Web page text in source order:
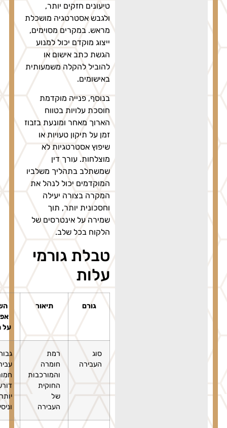
טיעונים חזקים יותר,
ולגבש אסטרטגיה מושכלת
מראש. במקרים מסוימים,
ייצוג מוקדם יכול למנוע
הגשת כתב אישום או
להוביל להקלה משמעותית
באישומים.
בנוסף, פנייה מוקדמת
חוסכת עלויות בטווח
הארוך מאחר ומונעת בזבוז
זמן על תיקון טעויות או
שיפוץ אסטרטגיות לא
מוצלחות. עורך דין
שמשתלב בתהליך משלביו
המוקדמים יכול לנהל את
המקרה בצורה יעילה
וחסכונית יותר, תוך
שמירה על אינטרסים של
הלקוח בכל שלב.
טבלת גורמי
עלות
השפעה
על המחיר
חומרה
והמורכבות
חמורות
דורשות
וניסיון